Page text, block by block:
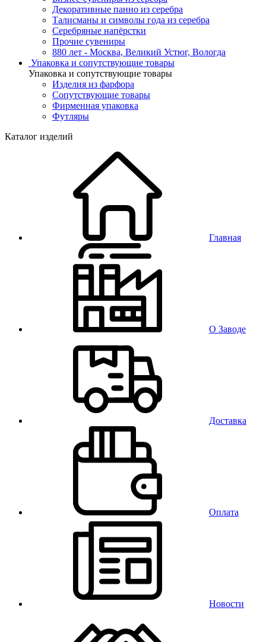
Декоративные панно из серебра
Талисманы и символы года из серебра
Серебряные напёрстки
Прочие сувениры
880 лет - Москва, Великий Устюг, Вологда
Упаковка и сопутствующие товары
Упаковка и сопутствующие товары
Изделия из фарфора
Сопутствующие товары
Фирменная упаковка
Футляры
Каталог изделий
Главная
О Заводе
Доставка
Оплата
Новости